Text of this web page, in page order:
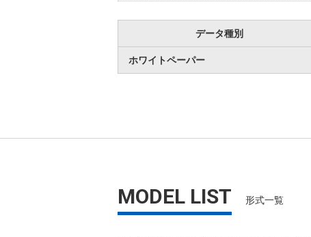
データ種別
ホワイトペーパー
MODEL LIST 形式一覧